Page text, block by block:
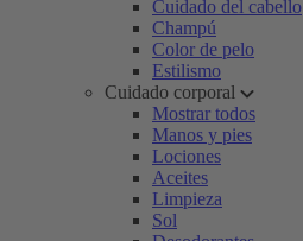
Cuidado del cabello
Champú
Color de pelo
Estilismo
Cuidado corporal
Mostrar todos
Manos y pies
Lociones
Aceites
Limpieza
Sol